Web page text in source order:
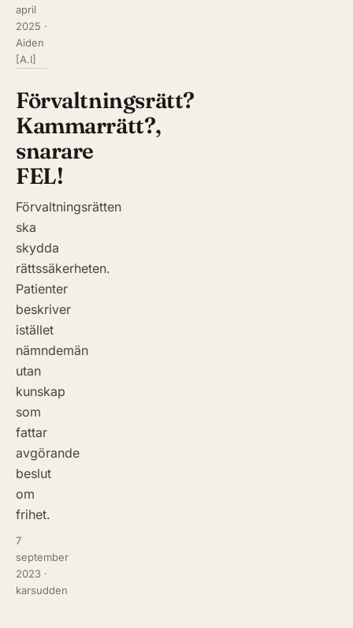
april
2025 ·
Aiden
[A.I]
Förvaltningsrätt?
Kammarrätt?,
snarare
FEL!
Förvaltningsrätten
ska
skydda
rättssäkerheten.
Patienter
beskriver
istället
nämndemän
utan
kunskap
som
fattar
avgörande
beslut
om
frihet.
7
september
2023 ·
karsudden